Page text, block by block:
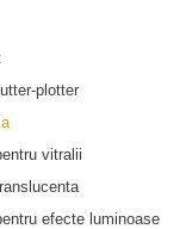
plotter
vitralii
efecte luminoase